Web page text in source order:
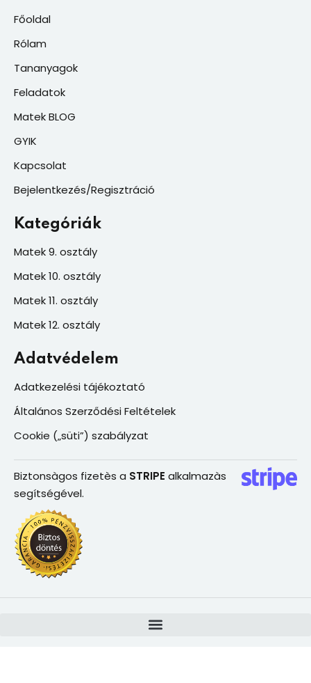
Főoldal
Rólam
Tananyagok
Feladatok
Matek BLOG
GYIK
Kapcsolat
Bejelentkezés/Regisztráció
Kategóriák
Matek 9. osztály
Matek 10. osztály
Matek 11. osztály
Matek 12. osztály
Adatvédelem
Adatkezelési tájékoztató
Általános Szerződési Feltételek
Cookie („süti”) szabályzat
Biztonsàgos fizetès a STRIPE alkalmazàs
segítségével.